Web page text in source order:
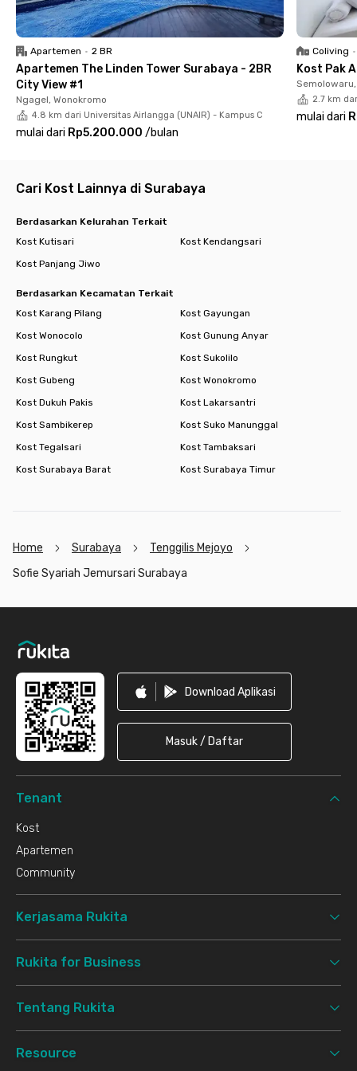
Sofie Syariah Jemursari Surabaya memiliki fasilitas yang
lengkap, mulai dari kamar fully furnished, AC, TV, akses WiFi,
hingga kamar mandi dalam dengan water heater. Selain itu,
kamu juga akan mendapatkan fasilitas area parkir mobil dan
motor yang luas untuk memarkirkan kendaraanmu dengan
aman.
Jadi, tunggu apa lagi? Yuk, booking Sofie Syariah Jemursari
Apartemen • 2 BR
Apartemen The Linden Tower Surabaya - 2BR
City View #1
Ngagel, Wonokromo
4.8 km dari Universitas Airlangga (UNAIR) - Kampus C
mulai dari Rp5.200.000 /bulan
Coliving •
Kost Pak
2.7 km
mulai dari
Cari Kost Lainnya di Surabaya
Berdasarkan Kelurahan Terkait
Kost Kutisari
Kost Kendangsari
Kost Panjang Jiwo
Berdasarkan Kecamatan Terkait
Kost Karang Pilang
Kost Gayungan
Kost Wonocolo
Kost Gunung Anyar
Kost Rungkut
Kost Sukolilo
Kost Gubeng
Kost Wonokromo
Kost Dukuh Pakis
Kost Lakarsantri
Kost Sambikerep
Kost Suko Manunggal
Kost Tegalsari
Kost Tambaksari
Kost Surabaya Barat
Kost Surabaya Timur
Home Surabaya
Tenggilis Mejoyo
Sofie Syariah Jemursari Surabaya
Download Aplikasi
Masuk / Daftar
Tenant
Kost
Apartemen
Community
Kerjasama Rukita
Rukita for Business
Tentang Rukita
Resource